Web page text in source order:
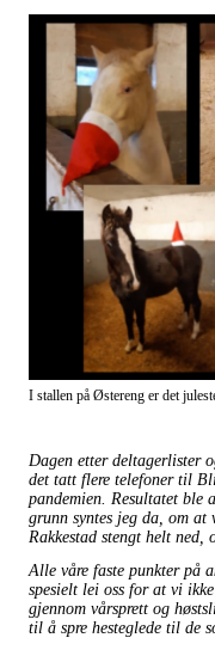
I stallen på Østereng er det
Dagen etter deltagerlister
det tatt flere telefoner til
pandemien. Resultatet ble
grunn syntes jeg da, om at
Rakkestad stengt helt ned,
Alle våre faste punkter på
spesielt lei oss for at vi
gjennom vårsprett og
til å spre hesteglede til de